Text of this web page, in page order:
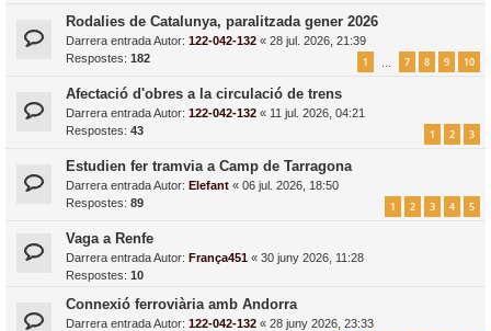
Rodalies de Catalunya, paralitzada gener 2026
Darrera entrada Autor: 122-042-132 « 28 jul. 2026, 21:39
Respostes: 182 1 7 8 9 10
Afectació d'obres a la circulació de trens
Darrera entrada Autor: 122-042-132 « 11 jul. 2026, 04:21
Respostes: 43 1 2 3
Estudien fer tramvia a Camp de Tarragona
Darrera entrada Autor: Elefant « 06 jul. 2026, 18:50
Respostes: 89 1 2 3 4 5
Vaga a Renfe
Darrera entrada Autor: França451 « 30 juny 2026, 11:28
Respostes: 10
Connexió ferroviària amb Andorra
Darrera entrada Autor: 122-042-132 « 28 juny 2026, 23:33